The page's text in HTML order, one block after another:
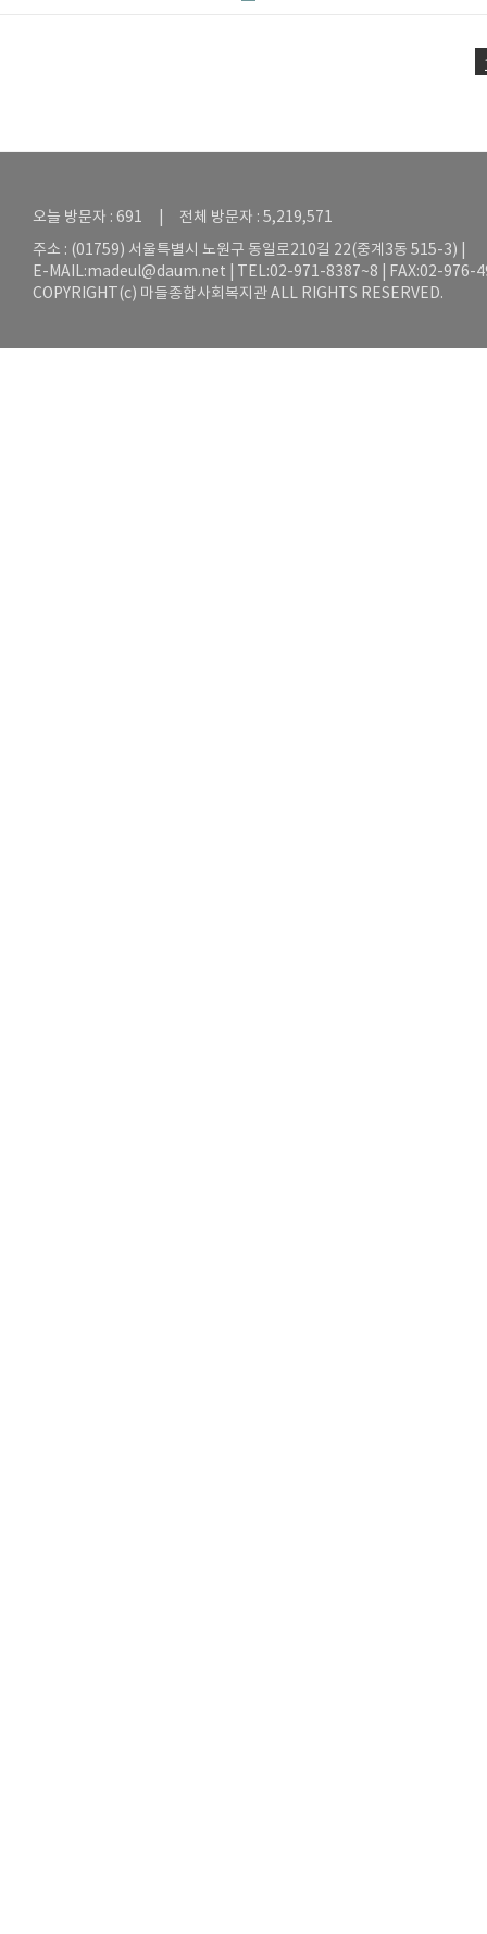
오늘 방문자 : 691 | 전체 방문자 : 5,219,571
주소 : (01759) 서울특별시 노원구 동일로210길 22(중계3동 515-3) |
E-MAIL:madeul@daum.net | TEL:02-971-8387~8 | FAX:02-976-
COPYRIGHT(c) 마들종합사회복지관 ALL RIGHTS RESERVED.